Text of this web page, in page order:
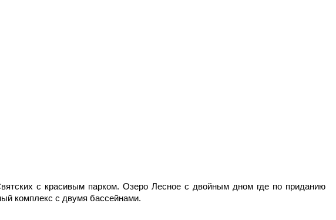
с красивым парком. Озеро Лесное с двойным дном где по приданию
комплекс с двумя бассейнами.